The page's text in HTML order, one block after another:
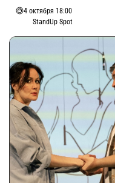
4 октября 18:00
StandUp Spot